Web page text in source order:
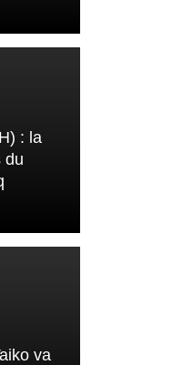
: la
du
va